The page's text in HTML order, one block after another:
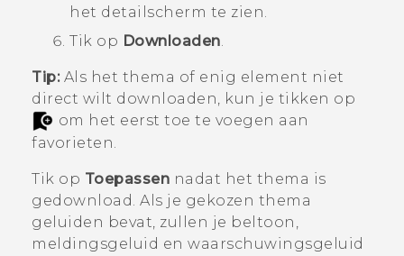
het detailscherm te zien.
Tik op Downloaden
Tip:Als het thema of enig element niet
direct wilt downloaden, kun je tikken op
om het eerst toe te voegen aan
favorieten.
Tik op Toepassen nadat het thema is
gedownload. Als je gekozen thema
geluiden bevat, zullen je beltoon,
meldingsgeluid en waarschuwingsgeluid